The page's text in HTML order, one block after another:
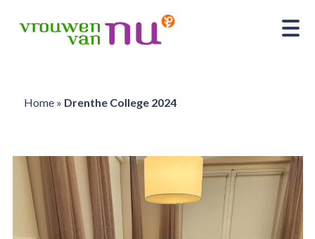
Home» Drenthe College 2024